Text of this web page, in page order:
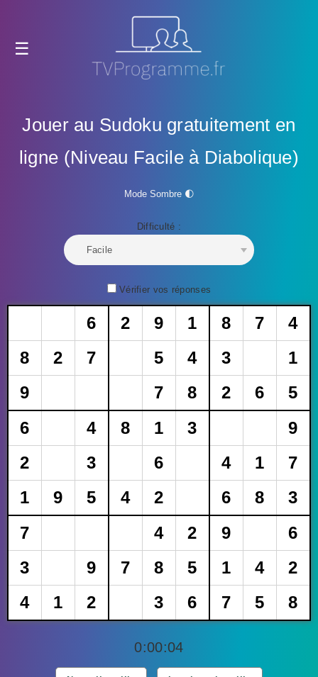
Jouer au Sudoku gratuitement en
ligne (Niveau Facile à Diabolique)
Mode Sombre 🌓
Difficulté :
Vérifier vos réponses
6 2 9 1 8 7
4
8
2 7 5 4 3
1
9
7 8 2 6
5
6
4 8 1 3
9
2
3 6 4 1
7
1
9 5 4 2 6 8
3
7
4 2 9
6
3
9 7 8 5 1 4
2
4
1 2 3 6 7 5 8
0:00:05